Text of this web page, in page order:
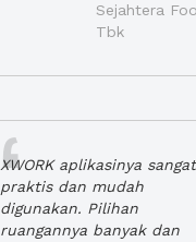
Sejahtera
Tbk
XWORK aplikasinya sangat
praktis dan mudah
digunakan. Pilihan
ruangannya banyak dan